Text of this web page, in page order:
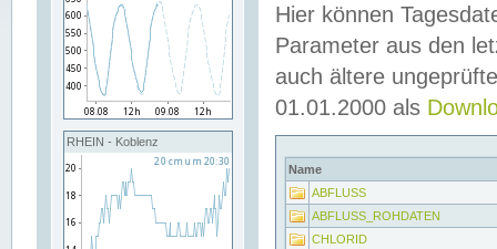
RHEIN - Koblenz
Hier können
Parameter aus den
auch ältere
01.01.2000 als
Name
ABFLUSS
ABFLUSS_ROHDATEN
CHLORID